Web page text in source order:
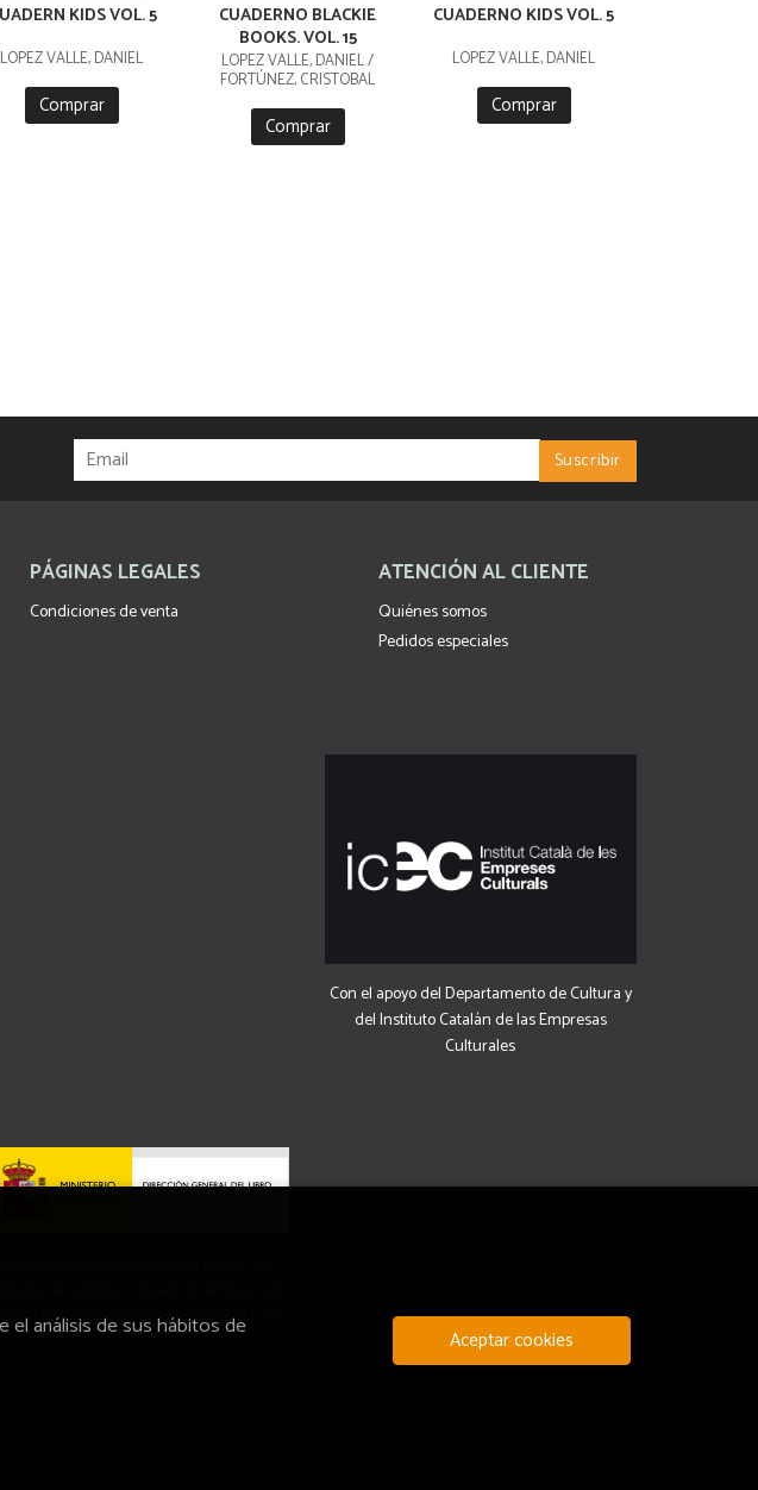
KIDS VOL. 5
LÓPEZ VALLE, DANIEL
Comprar
CUADERNO BLACKIE
BOOKS. VOL. 15
LÓPEZ VALLE, DANIEL /
FORTÚNEZ, CRISTOBAL
Comprar
CUADERNO KIDS VOL. 5
LÓPEZ VALLE, DANIEL
Comprar
PÁGINAS LEGALES
Condiciones de venta
ATENCIÓN AL CLIENTE
Quiénes somos
Pedidos especiales
Con el apoyo del Departamento de Cultura y
del Instituto Catalán de las Empresas
Culturales
del Libro, del Cómic y de la Lectura.
el análisis de sus hábitos de
Aceptar cookies